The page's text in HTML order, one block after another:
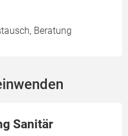
Beratung
Sanitär